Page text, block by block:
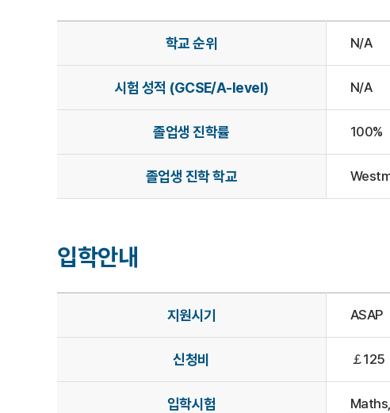
학교 순위 N/A
시험 성적 (GCSE/A-level) N/A
졸업생 진학률 100%
졸업생 진학 학교
입학안내
지원시기 ASAP
신청비 ￡125
입학시험